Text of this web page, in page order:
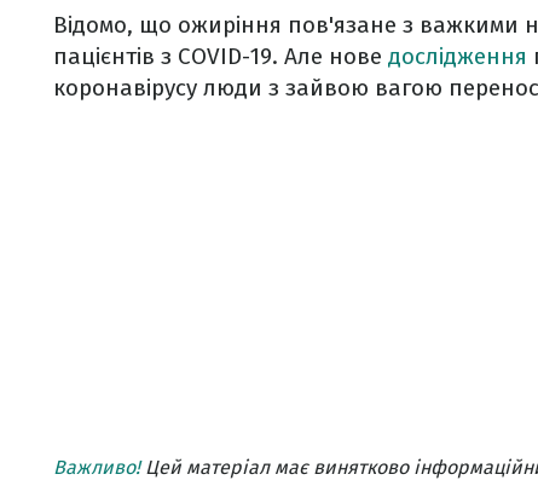
Відомо, що ожиріння пов'язане з важкими
пацієнтів з COVID-19. Але нове дослідження
коронавірусу люди з зайвою вагою
Важливо!Цей матеріал має винятково